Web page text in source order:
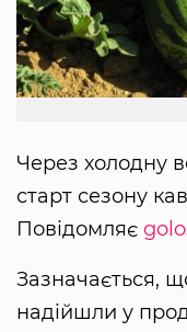
Через холодну
старт сезону
Повідомляє
Зазначається,
надійшли у